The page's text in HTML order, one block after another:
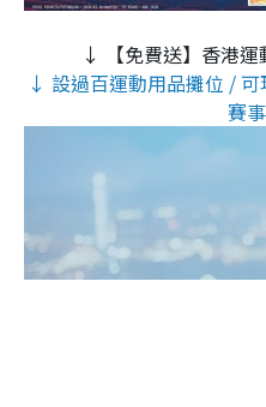
↓ 【免費送】香港
↓ 設過百運動用品攤位 /
賽